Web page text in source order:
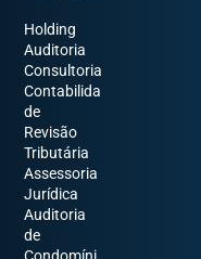
Holding
Auditoria
Consultoria
Contabilida
de
Revisão
Tributária
Assessoria
Jurídica
Auditoria
de